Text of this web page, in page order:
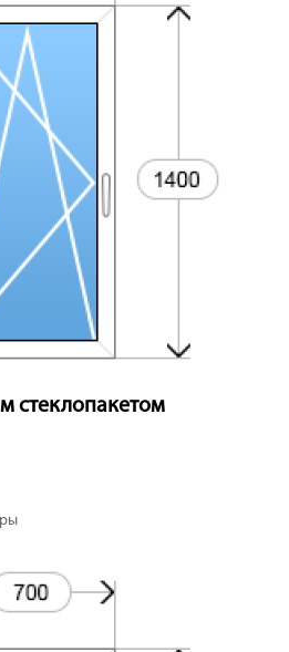
стеклопакетом